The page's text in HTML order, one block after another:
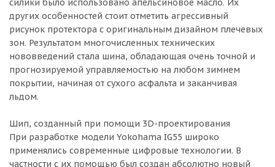
силики было использовано апельсиновое масло. Их
других особенностей стоит отметить агрессивный
рисунок протектора с оригинальным дизайном плечевых
зон. Результатом многочисленных технических
нововведений стала шина, обладающая очень точной и
прогнозируемой управляемостью на любом зимнем
покрытии, начиная от сухого асфальта и заканчивая
льдом.
Шип, созданный при помощи 3D-проектирования
При разработке модели Yokohama IG55 широко
применялись современные цифровые технологии. В
частности с их помощью был создан абсолютно новый